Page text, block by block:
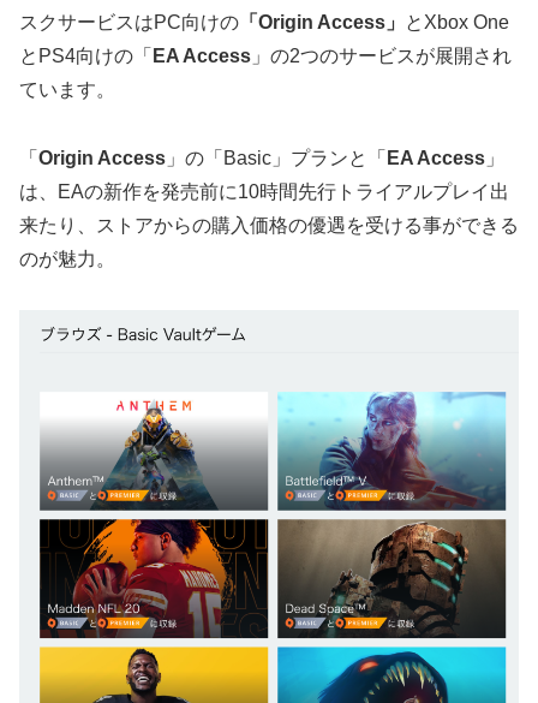
スクサービスはPC向けの 「Origin Access」
とXbox One
とPS4向けの「 EA Access 」の2つのサービスが展開され
ています。
「 Origin Access 」の「Basic」プランと「 EA Access 」
は、EAの新作を発売前に10時間先行トライアルプレイ出
来たり、ストアからの購入価格の優遇を受ける事ができる
のが魅力。